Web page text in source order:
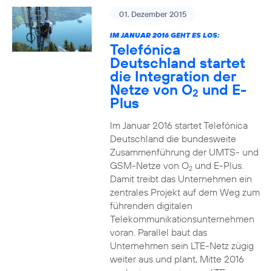
01. Dezember 2015
IM JANUAR 2016 GEHT ES LOS:
Telefónica
Deutschland startet
die Integration der
Netze von O2 und E-
Plus
Im Januar 2016 startet Telefónica
Deutschland die bundesweite
Zusammenführung der UMTS- und
GSM-Netze von O2und E-Plus.
Damit treibt das Unternehmen ein
zentrales Projekt auf dem Weg zum
führenden digitalen
Telekommunikationsunternehmen
voran. Parallel baut das
Unternehmen sein LTE-Netz zügig
weiter aus und plant, Mitte 2016